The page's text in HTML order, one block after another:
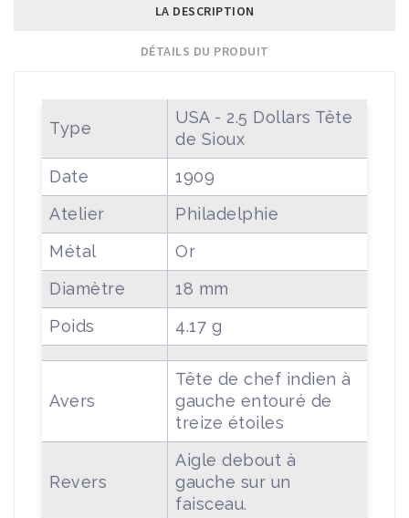
LA DESCRIPTION
DÉTAILS DU PRODUIT
Type
USA - 2.5 Dollars Tête
de Sioux
Date
1909
Atelier
Philadelphie
Métal
Or
Diamètre
18 mm
Poids
4.17 g
Avers
Tête de chef indien à
gauche entouré de
treize étoiles
Revers
Aigle debout à
gauche sur un
faisceau.